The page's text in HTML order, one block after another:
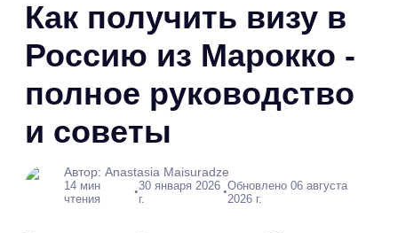
Как получить визу в
Россию из Марокко -
полное руководство
и советы
Автор: Anastasia Maisuradze
14 мин
чтения
•30 января 2026
г.
•Обновлено 06 августа
2026 г.